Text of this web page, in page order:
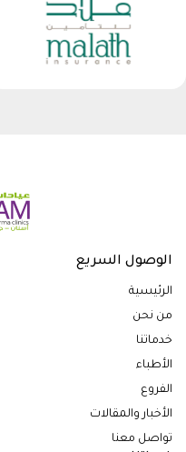
الوصول السريع
الرئيسية
من نحن
خدماتنا
الأطباء
الفروع
الأخبار والمقالات
تواصل معنا